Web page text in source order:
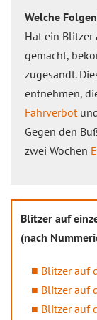
Welche
Hat ein Blitzer
gemacht,
zugesandt.
entnehmen,
Fahrverbot
Gegen den
zwei Wochen
Blitzer auf
(nach
Blitzer auf
Blitzer auf
Blitzer auf